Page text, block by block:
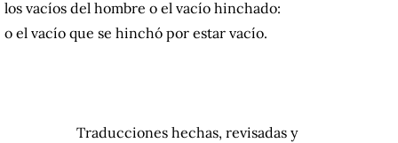
los vacíos del hombre o el vacío hinchado:
o el vacío que se hinchó por estar vacío.
Traducciones hechas, revisadas y